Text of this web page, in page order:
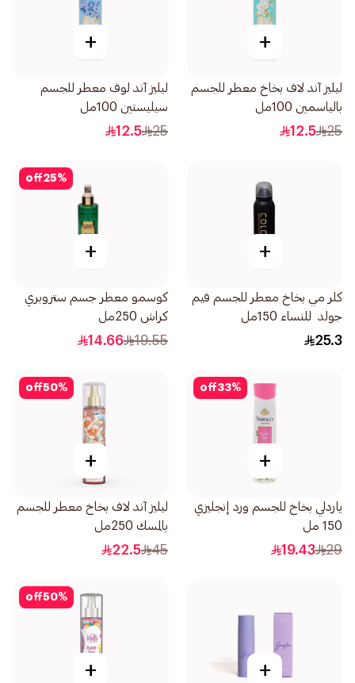
+
ليليز آند لاف بخاخ معطر للجسم
بالياسمين 100مل
25
12.5
+
ليليز آند لوف معطر للجسم
سيليستين 100مل
25
12.5
+
كلر مي بخاخ معطر للجسم فيم
جولد للنساء 150مل
25.3
25%
off
+
كوسمو معطر جسم ستروبري
كراش 250مل
19.55
14.66
33%
off
+
ياردلي بخاخ للجسم ورد إنجليزي
150 مل
29
19.43
50%
off
+
ليليز آند لاف بخاخ معطر للجسم
بالمسك 250مل
45
22.5
+
50%
off
+